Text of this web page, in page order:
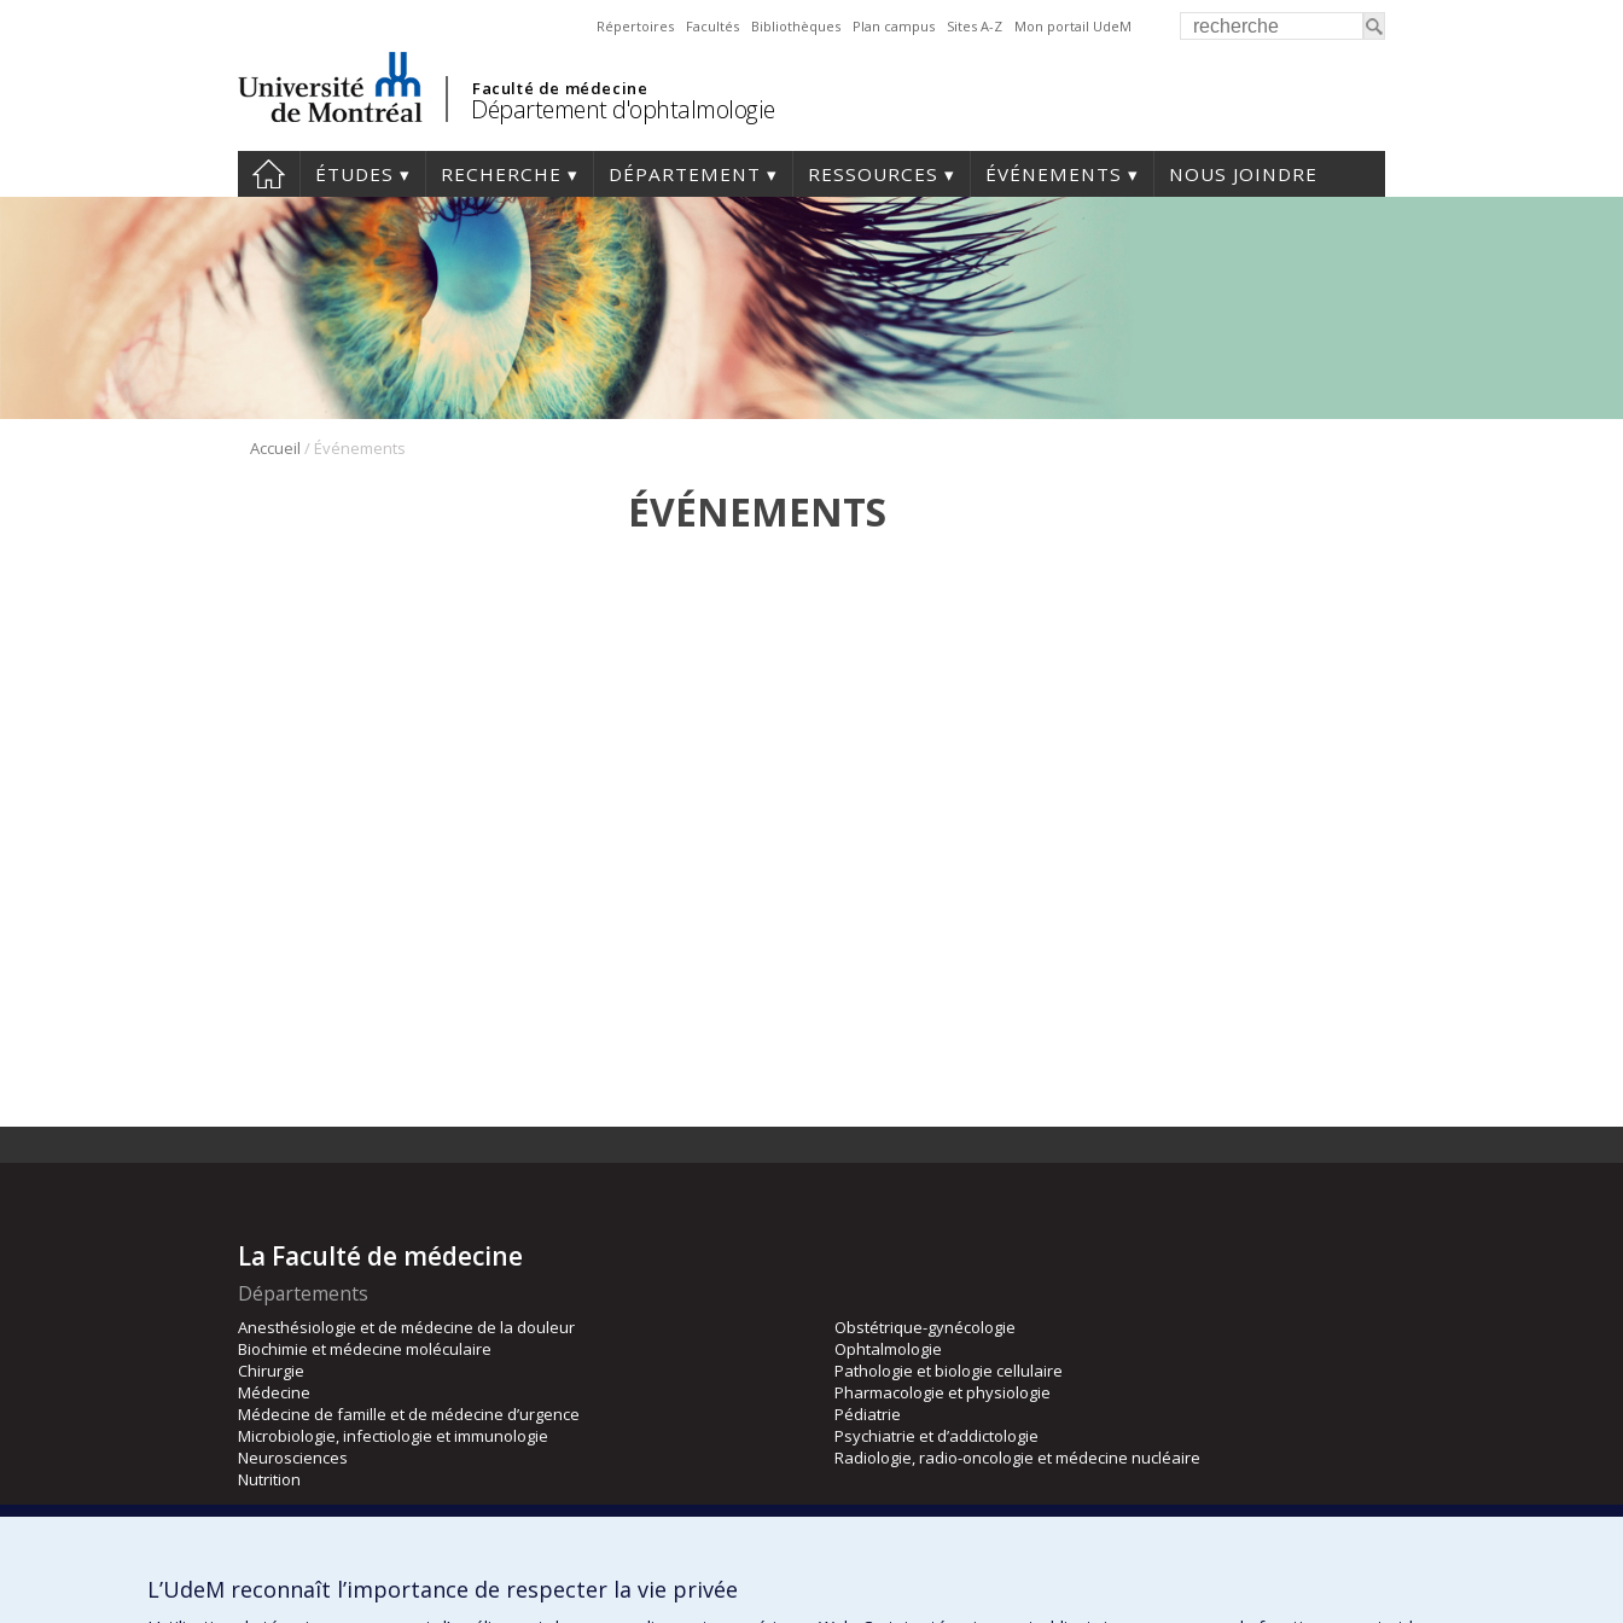
Répertoires Facultés Bibliothèques Plan campus Sites A-Z Mon portail UdeM
Faculté de médecine
Département d'ophtalmologie
ÉTUDES RECHERCHE DÉPARTEMENT RESSOURCES ÉVÉNEMENTS NOUS JOINDRE
Accueil / Événements
ÉVÉNEMENTS
La Faculté de médecine
Départements
Anesthésiologie et de médecine de la douleur
Biochimie et médecine moléculaire
Chirurgie
Médecine
Médecine de famille et de médecine d’urgence
Microbiologie, infectiologie et immunologie
Neurosciences
Nutrition
Obstétrique-gynécologie
Ophtalmologie
Pathologie et biologie cellulaire
Pharmacologie et physiologie
Pédiatrie
Psychiatrie et d’addictologie
Radiologie, radio-oncologie et médecine nucléaire
Orthophonie et audiologie
L’UdeM reconnaît l’importance de respecter la vie privée